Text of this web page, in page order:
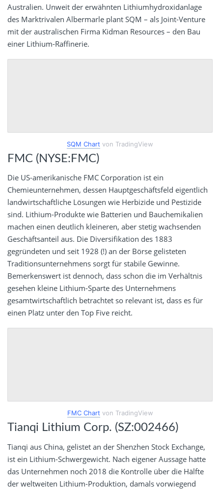
Australien. Unweit der erwähnten Lithiumhydroxidanlage
des Marktrivalen Albermarle plant SQM – als Joint-Venture
mit der australischen Firma Kidman Resources – den Bau
einer Lithium-Raffinerie.
SQM Chart von TradingView
FMC (NYSE:FMC)
Die US-amerikanische FMC Corporation ist ein
Chemieunternehmen, dessen Hauptgeschäftsfeld eigentlich
landwirtschaftliche Lösungen wie Herbizide und Pestizide
sind. Lithium-Produkte wie Batterien und Bauchemikalien
machen einen deutlich kleineren, aber stetig wachsenden
Geschäftsanteil aus. Die Diversifikation des 1883
gegründeten und seit 1928 (!) an der Börse gelisteten
Traditionsunternehmens sorgt für stabile Gewinne.
Bemerkenswert ist dennoch, dass schon die im Verhältnis
gesehen kleine Lithium-Sparte des Unternehmens
gesamtwirtschaftlich betrachtet so relevant ist, dass es für
einen Platz unter den Top Five reicht.
FMC Chart von TradingView
Tianqi Lithium Corp. (SZ:002466)
Tianqi aus China, gelistet an der Shenzhen Stock Exchange,
ist ein Lithium-Schwergewicht. Nach eigener Aussage hatte
das Unternehmen noch 2018 die Kontrolle über die Hälfte
der weltweiten Lithium-Produktion, damals vorwiegend